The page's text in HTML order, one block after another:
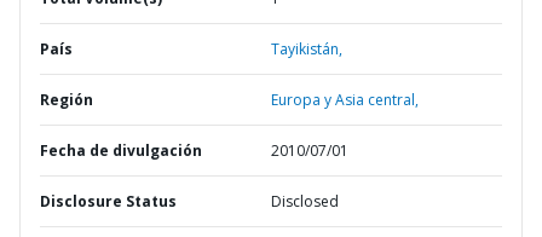
País Tayikistán,
Región Europa y Asia central,
Fecha de divulgación 2010/07/01
Disclosure Status Disclosed